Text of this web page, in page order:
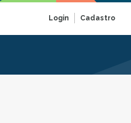
Login Cadastro